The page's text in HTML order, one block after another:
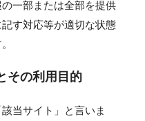
一部または全部を提供
す対応等が適切な状態
その利用目的
当サイト」と言いま